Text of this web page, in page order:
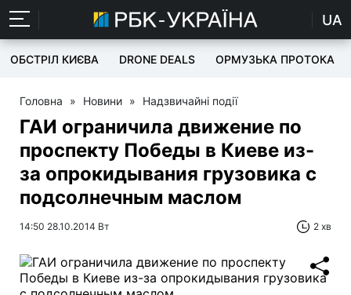
UA
ОБСТРІЛ КИЄВА DRONE DEALS ОРМУЗЬКА ПРОТОКА
Головна » Новини » Надзвичайні події
ГАИ ограничила движение по
проспекту Победы в Киеве из-
за опрокидывания грузовика с
подсолнечным маслом
14:50 28.10.2014 Вт 2 хв